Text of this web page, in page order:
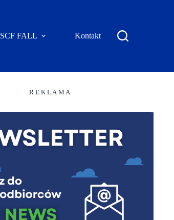
SCF FALL Kontakt
R E K L A M A